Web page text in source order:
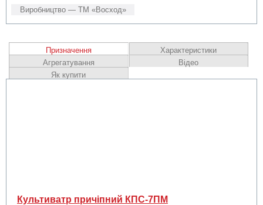
Виробництво — ТМ «Восход»
Призначення
Характеристики
Агрегатування
Відео
Як купити
Культиватр причіпний КПС-7ПМ